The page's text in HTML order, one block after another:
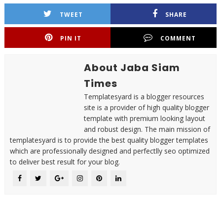
TWEET SHARE
PIN IT COMMENT
About Jaba Siam
Times
Templatesyard is a blogger resources
site is a provider of high quality blogger
template with premium looking layout
and robust design. The main mission of
templatesyard is to provide the best quality blogger templates
which are professionally designed and perfectlly seo optimized
to deliver best result for your blog.